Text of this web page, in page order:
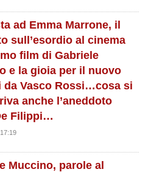
ad Emma Marrone, il
sull’esordio al cinema
film di Gabriele
e la gioia per il nuovo
Vasco Rossi…cosa si
anche l’aneddoto
Filippi…
Muccino, parole al